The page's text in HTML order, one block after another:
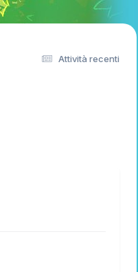
Attività recenti